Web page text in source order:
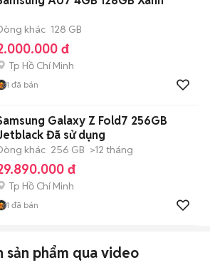
khác 128 GB
đ
Tp Hồ Chí Minh
1 đã bán
Galaxy Z Fold7 256GB
Đã sử dụng
khác 256 GB >12 tháng
đ
Tp Hồ Chí Minh
1 đã bán
sản phẩm qua video